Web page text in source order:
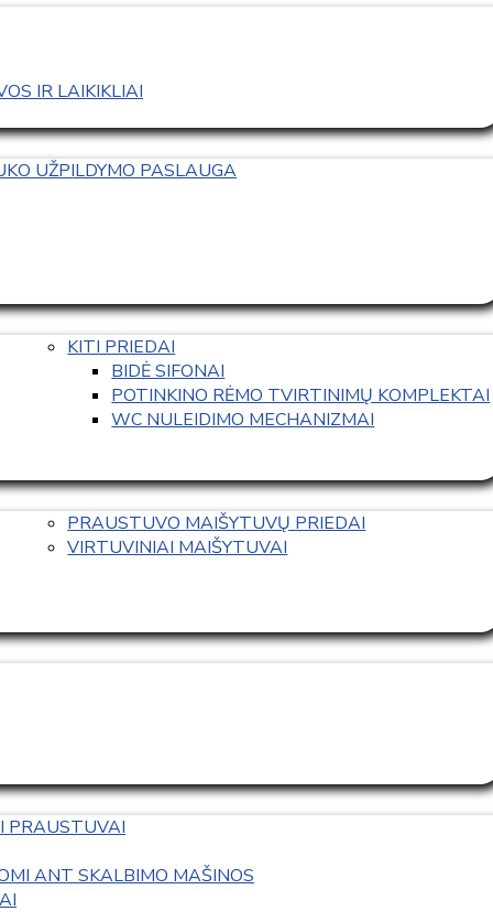
IR LAIKIKLIAI
UŽPILDYMO PASLAUGA
KITI PRIEDAI
BIDĖ SIFONAI
POTINKINO RĖMO TVIRTINIMŲ KOMPLEKTAI
WC NULEIDIMO MECHANIZMAI
PRAUSTUVO MAIŠYTUVŲ PRIEDAI
VIRTUVINIAI MAIŠYTUVAI
PRAUSTUVAI
ANT SKALBIMO MAŠINOS